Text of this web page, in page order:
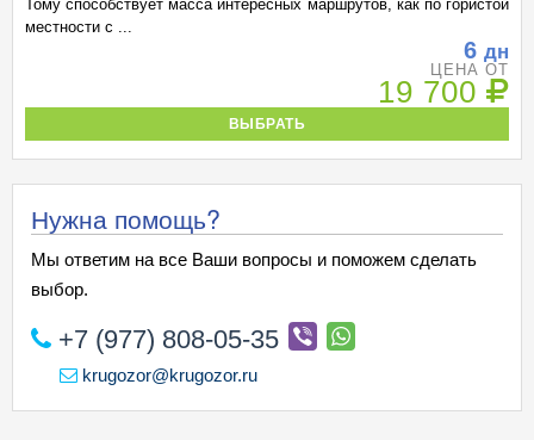
Тому способствует масса интересных маршрутов, как по гористой
местности с ...
6 дн
ЦЕНА ОТ
19 700
ВЫБРАТЬ
Нужна помощь?
Мы ответим на все Ваши вопросы и поможем сделать
выбор.
+7 (977) 808-05-35
krugozor@krugozor.ru